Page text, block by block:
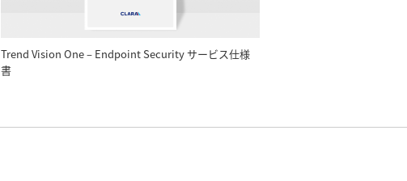
Trend Vision One – Endpoint Security サービス仕様
書